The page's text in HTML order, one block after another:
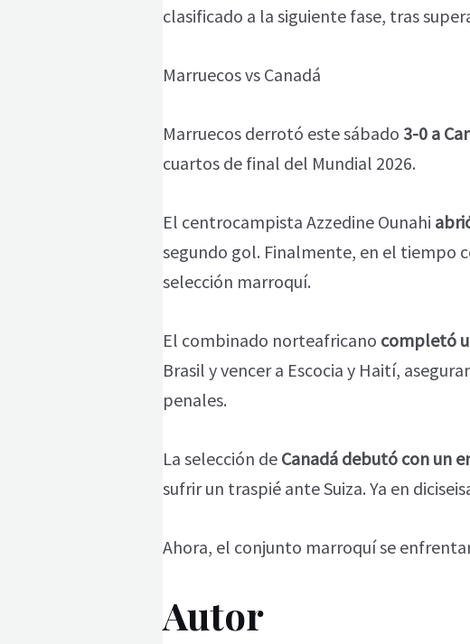
clasificado a la siguiente fase, tras
Marruecos vs Canadá
Marruecos derrotó este sábado 3-0 a
cuartos de final del Mundial 2026.
El centrocampista Azzedine Ounahi
segundo gol. Finalmente, en el tiempo
selección marroquí.
El combinado norteafricano completó
Brasil y vencer a Escocia y Haití,
penales.
La selección de Canadá debutó con un
sufrir un traspié ante Suiza. Ya en
Ahora, el conjunto marroquí se
Autor